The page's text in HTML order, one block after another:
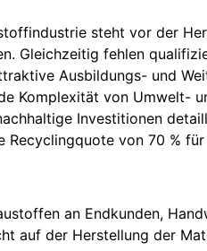
steht vor der
Gleichzeitig fehlen
Ausbildungs- und
Komplexität von Umwelt-
Investitionen
von 70 %
an Endkunden,
auf der Herstellung der